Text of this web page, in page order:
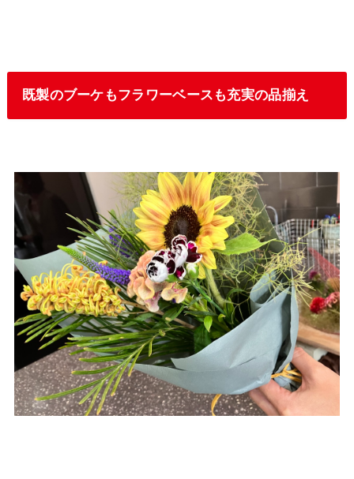
既製のブーケもフラワーベースも充実の品揃え